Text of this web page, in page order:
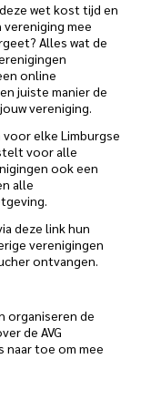
wet kost tijd en
vereniging mee
Alles wat de
online
juiste manier de
vereniging.
elke Limburgse
voor alle
ook een
alle
deze link hun
verenigingen
ontvangen.
organiseren de
de AVG
naar toe om mee